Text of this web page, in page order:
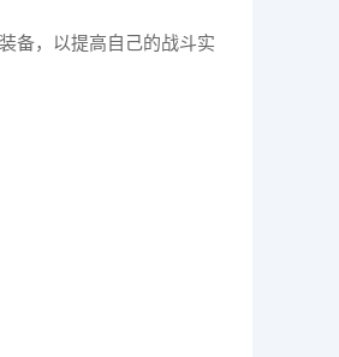
备，以提高自己的战斗实